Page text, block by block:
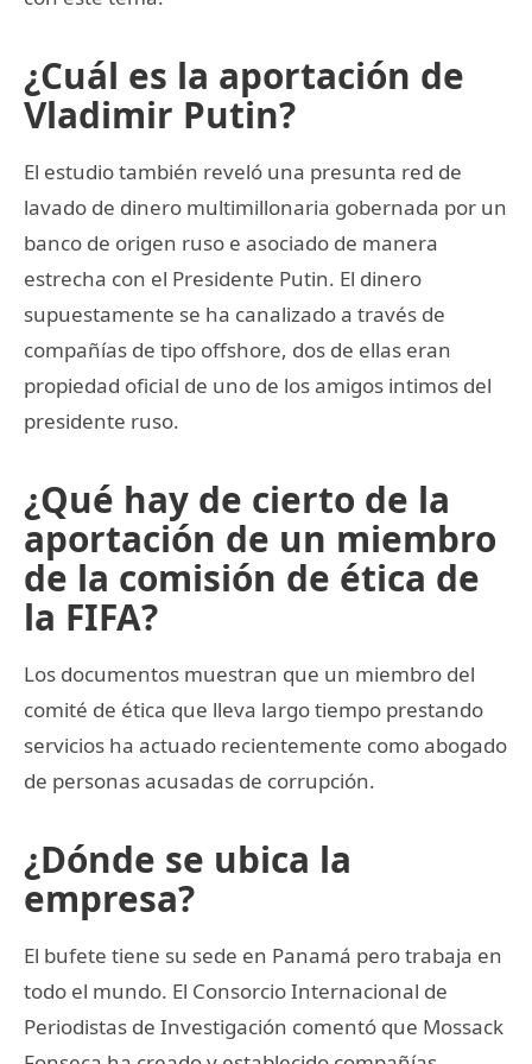
¿Cuál es la aportación de
Vladimir Putin?
El estudio también reveló una presunta red de
lavado de dinero multimillonaria gobernada por un
banco de origen ruso e asociado de manera
estrecha con el Presidente Putin. El dinero
supuestamente se ha canalizado a través de
compañías de tipo offshore, dos de ellas eran
propiedad oficial de uno de los amigos intimos del
presidente ruso.
¿Qué hay de cierto de la
aportación de un miembro
de la comisión de ética de
la FIFA?
Los documentos muestran que un miembro del
comité de ética que lleva largo tiempo prestando
servicios ha actuado recientemente como abogado
de personas acusadas de corrupción.
¿Dónde se ubica la
empresa?
El bufete tiene su sede en Panamá pero trabaja en
todo el mundo. El Consorcio Internacional de
Periodistas de Investigación comentó que Mossack